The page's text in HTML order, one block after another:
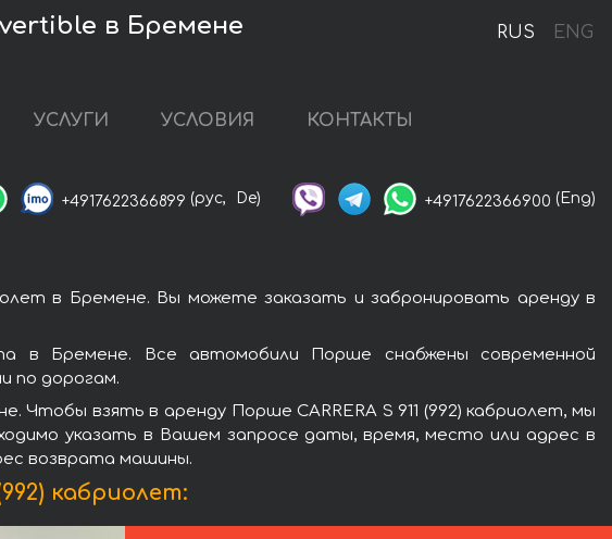
RUS ENG
в Бремене
УСЛУГИ УСЛОВИЯ КОНТАКТЫ
+4917622366899 (рус, De) +4917622366900 (Eng)
в Бремене. Вы можете заказать и забронировать аренду в
в Бремене. Все автомобили Порше снабжены современной
по дорогам.
взять в аренду Порше CARRERA S 911 (992) кабриолет, мы
указать в Вашем запросе даты, время, место или адрес в
возврата машины.
кабриолет: